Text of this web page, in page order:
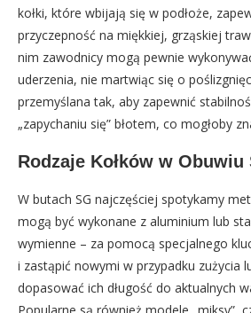
kołki, które wbijają się w podłoże,
przyczepność na miękkiej, grząskiej
nim zawodnicy mogą pewnie
uderzenia, nie martwiąc się o
przemyślana tak, aby zapewnić
„zapychaniu się” błotem, co mogłoby
Rodzaje Kołków w Obuwiu
W butach SG najczęściej spotykamy
mogą być wykonane z aluminium lub
wymienne – za pomocą specjalnego
i zastąpić nowymi w przypadku zużycia
dopasować ich długość do aktualnych
Popularne są również modele „miksy”,